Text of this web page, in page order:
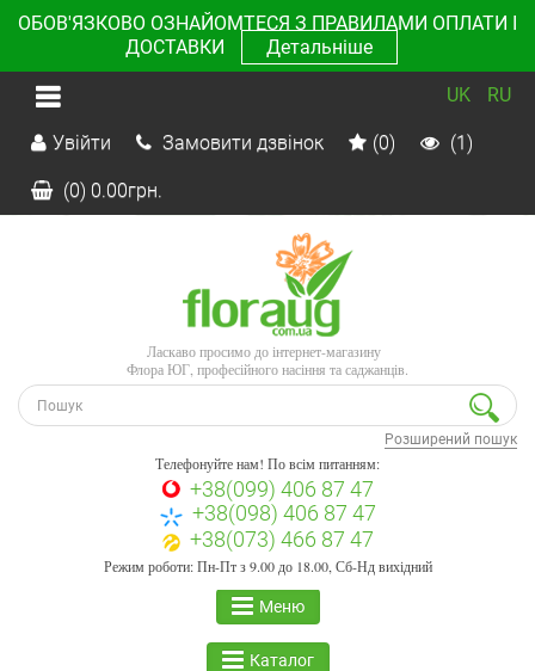
ОБОВ'ЯЗКОВО ОЗНАЙОМТЕСЯ З ПРАВИЛАМИ ОПЛАТИ І
ДОСТАВКИ
Детальніше
UK RU
Увійти Замовити дзвінок (0) (1)
(0) 0.00грн.
Ласкаво просимо до інтернет-магазину
Флора ЮГ, професійного насіння та саджанців.
Розширений пошук
Телефонуйте нам! По всім питанням:
+38(099) 406 87 47
+38(098) 406 87 47
+38(073) 466 87 47
Режим роботи: Пн-Пт з 9.00 до 18.00, Сб-Нд вихідний
Меню
Каталог